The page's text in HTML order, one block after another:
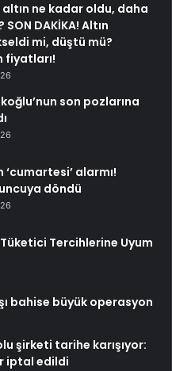
ne kadar oldu, daha
DAKİKA! Altın
mi, düştü mü?
fiyatları!
son pozlarına
alarmı!
döndü
Tercihlerine Uyum
bahise büyük operasyon
şirketi tarihe karışıyor:
iptal edildi